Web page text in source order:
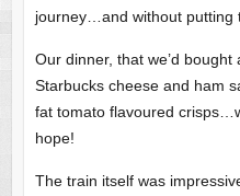
journey…and without putting
Our dinner, that we’d
Starbucks cheese and ham
fat tomato flavoured
hope!
The train itself was